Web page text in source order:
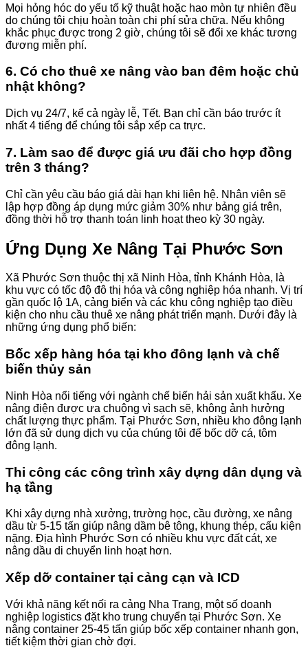
Mọi hỏng hóc do yếu tố kỹ thuật hoặc hao mòn tự nhiên đều
do chúng tôi chịu hoàn toàn chi phí sửa chữa. Nếu không
khắc phục được trong 2 giờ, chúng tôi sẽ đổi xe khác tương
đương miễn phí.
6. Có cho thuê xe nâng vào ban đêm hoặc chủ
nhật không?
Dịch vụ 24/7, kể cả ngày lễ, Tết. Bạn chỉ cần báo trước ít
nhất 4 tiếng để chúng tôi sắp xếp ca trực.
7. Làm sao để được giá ưu đãi cho hợp đồng
trên 3 tháng?
Chỉ cần yêu cầu báo giá dài hạn khi liên hệ. Nhân viên sẽ
lập hợp đồng áp dụng mức giảm 30% như bảng giá trên,
đồng thời hỗ trợ thanh toán linh hoạt theo kỳ 30 ngày.
Ứng Dụng Xe Nâng Tại Phước Sơn
Xã Phước Sơn thuộc thị xã Ninh Hòa, tỉnh Khánh Hòa, là
khu vực có tốc độ đô thị hóa và công nghiệp hóa nhanh. Vị trí
gần quốc lộ 1A, cảng biển và các khu công nghiệp tạo điều
kiện cho nhu cầu thuê xe nâng phát triển mạnh. Dưới đây là
những ứng dụng phổ biến:
Bốc xếp hàng hóa tại kho đông lạnh và chế
biến thủy sản
Ninh Hòa nổi tiếng với ngành chế biến hải sản xuất khẩu. Xe
nâng điện được ưa chuộng vì sạch sẽ, không ảnh hưởng
chất lượng thực phẩm. Tại Phước Sơn, nhiều kho đông lạnh
lớn đã sử dụng dịch vụ của chúng tôi để bốc dỡ cá, tôm
đông lạnh.
Thi công các công trình xây dựng dân dụng và
hạ tầng
Khi xây dựng nhà xưởng, trường học, cầu đường, xe nâng
dầu từ 5-15 tấn giúp nâng dầm bê tông, khung thép, cấu kiện
nặng. Địa hình Phước Sơn có nhiều khu vực đất cát, xe
nâng dầu di chuyển linh hoạt hơn.
Xếp dỡ container tại cảng cạn và ICD
Với khả năng kết nối ra cảng Nha Trang, một số doanh
nghiệp logistics đặt kho trung chuyển tại Phước Sơn. Xe
nâng container 25-45 tấn giúp bốc xếp container nhanh gọn,
tiết kiệm thời gian chờ đợi.